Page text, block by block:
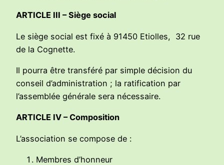
ARTICLE III – Siège social
Le siège social est fixé à 91450 Etiolles, 32 rue
de la Cognette.
Il pourra être transféré par simple décision du
conseil d’administration ; la ratification par
l’assemblée générale sera nécessaire.
ARTICLE IV – Composition
L’association se compose de :
Membres d’honneur